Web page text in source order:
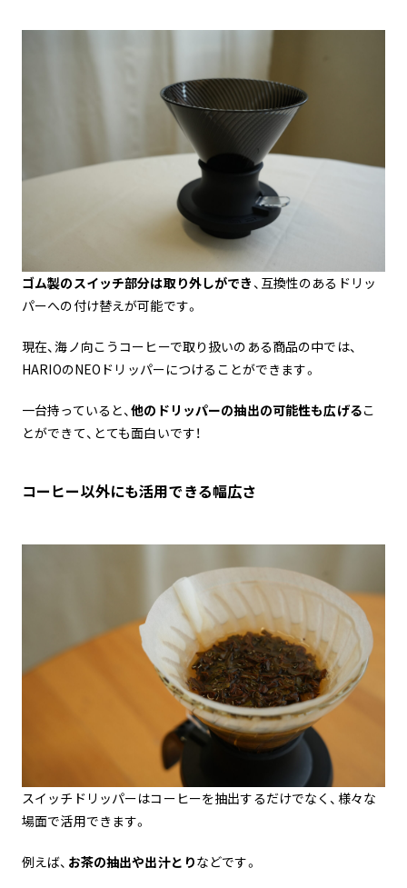
ゴム製のスイッチ部分は取り外しができ 、互換性のあるドリッ
パーへの付け替えが可能です。
現在、海ノ向こうコーヒーで取り扱いのある商品の中では、
HARIOのNEOドリッパーにつけることができます。
一台持っていると、他のドリッパーの抽出の可能性も広げるこ
とができて、とても面白いです！
コーヒー以外にも活用できる幅広さ
スイッチドリッパーはコーヒーを抽出するだけでなく、様々な
場面で活用できます。
例えば、 お茶の抽出や出汁とりなどです。